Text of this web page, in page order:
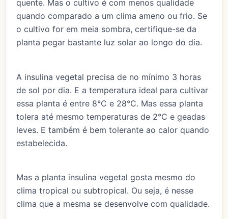
quente. Mas o cultivo é com menos qualidade
quando comparado a um clima ameno ou frio. Se
o cultivo for em meia sombra, certifique-se da
planta pegar bastante luz solar ao longo do dia.
A insulina vegetal precisa de no mínimo 3 horas
de sol por dia. E a temperatura ideal para cultivar
essa planta é entre 8°C e 28°C. Mas essa planta
tolera até mesmo temperaturas de 2°C e geadas
leves. E também é bem tolerante ao calor quando
estabelecida.
Mas a planta insulina vegetal gosta mesmo do
clima tropical ou subtropical. Ou seja, é nesse
clima que a mesma se desenvolve com qualidade.